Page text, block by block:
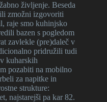
življenje. Beseda
zmožni izgovoriti
raje smo kuhinjsko
bazen s pogledom
zavlekle (pre)daleč v
pridružili tudi
kuharskih
pozabiti na mobilno
za napitke in
strukture:
najstarejši pa kar 82.